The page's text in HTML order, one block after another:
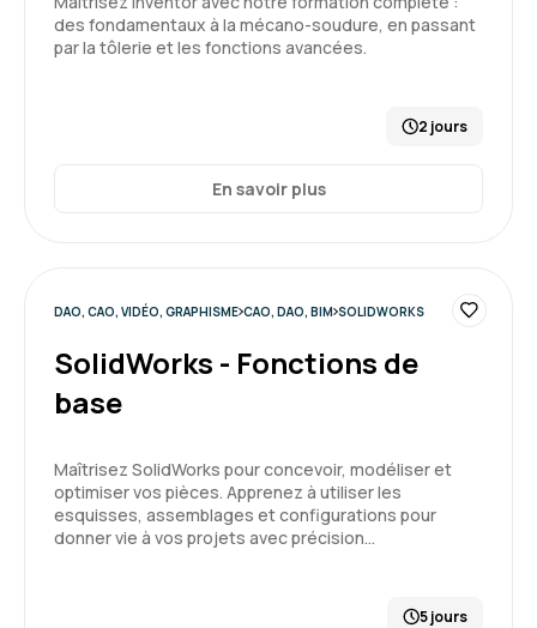
des fondamentaux à la mécano-soudure, en passant
par la tôlerie et les fonctions avancées.
2 jours
En savoir plus
DAO, CAO, VIDÉO, GRAPHISME CAO, DAO, BIM SOLIDWORKS
SolidWorks - Fonctions de
base
Maîtrisez SolidWorks pour concevoir, modéliser et
optimiser vos pièces. Apprenez à utiliser les
esquisses, assemblages et configurations pour
donner vie à vos projets avec précision…
5 jours